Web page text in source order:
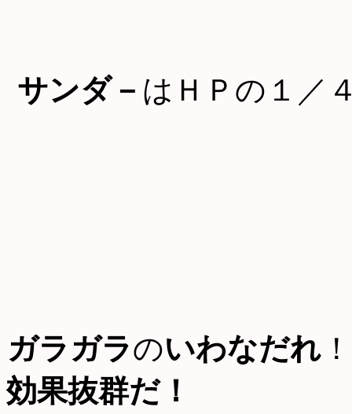
サンダ－ はＨＰの１／
ガラガラのいわなだれ ！
効果抜群だ！